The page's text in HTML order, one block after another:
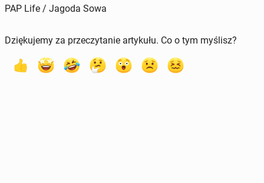
PAP Life / Jagoda Sowa
Dziękujemy za przeczytanie artykułu. Co o tym myślisz?